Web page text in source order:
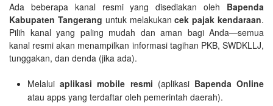
Ada beberapa kanal resmi yang disediakan oleh Bapenda
Kabupaten Tangerang untuk melakukancek pajak kendaraan.
Pilih kanal yang paling mudah dan aman bagi Anda—semua
kanal resmi akan menampilkan informasi tagihan PKB, SWDKLLJ,
tunggakan, dan denda (jika ada).
Melaluiaplikasi mobile resmi (aplikasi Bapenda Online
atau apps yang terdaftar oleh pemerintah daerah).